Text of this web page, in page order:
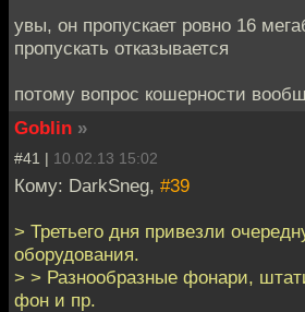
увы, он пропускает ровно 16
пропускать отказывается
потому вопрос кошерности
Goblin »
#41 | 10.02.13 15:02
Кому: DarkSneg, #39
> Третьего дня привезли
оборудования.
> > Разнообразные фонари,
фон и пр.